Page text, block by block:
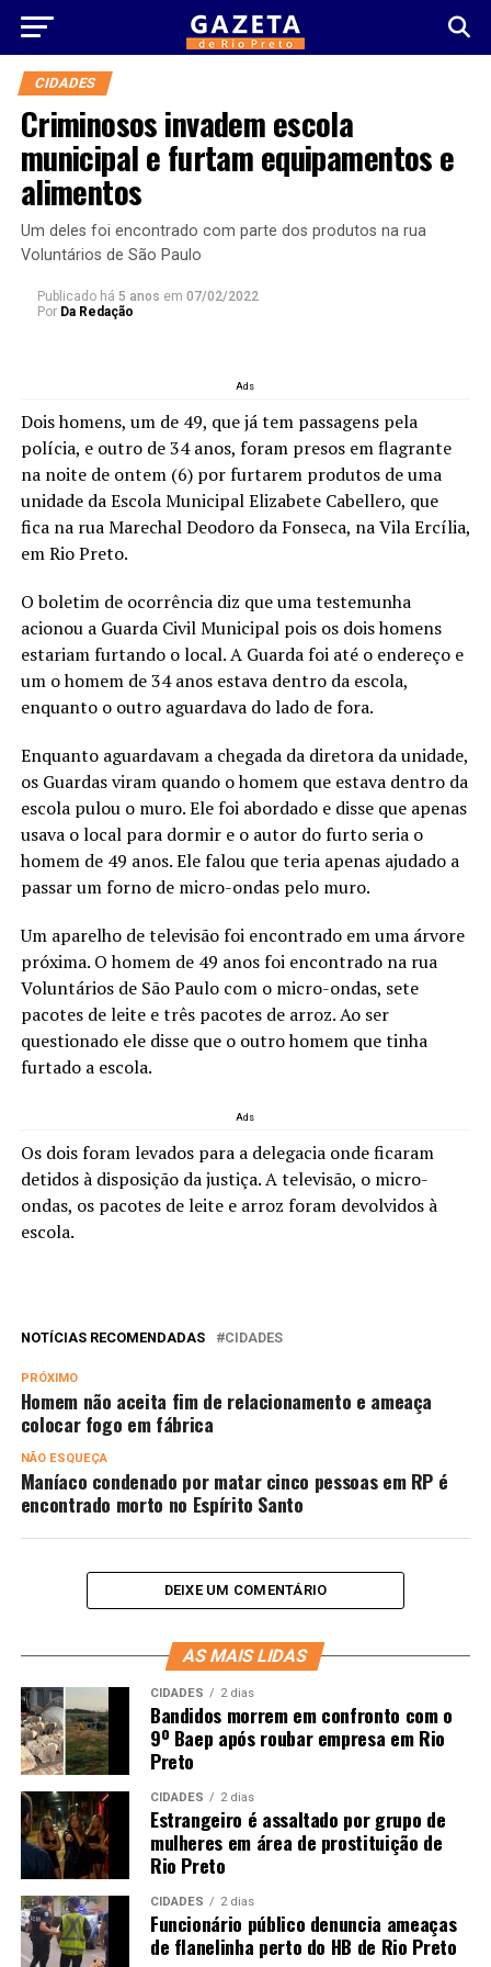
CIDADES
Criminosos invadem escola
municipal e furtam equipamentos e
alimentos
Um deles foi encontrado com parte dos produtos na rua
Voluntários de São Paulo
Publicado há 5 anos em 07/02/2022
Por Da Redação
Ads
Dois homens, um de 49, que já tem passagens pela
polícia, e outro de 34 anos, foram presos em flagrante
na noite de ontem (6) por furtarem produtos de uma
unidade da Escola Municipal Elizabete Cabellero, que
fica na rua Marechal Deodoro da Fonseca, na Vila Ercília,
em Rio Preto.
O boletim de ocorrência diz que uma testemunha
acionou a Guarda Civil Municipal pois os dois homens
estariam furtando o local. A Guarda foi até o endereço e
um o homem de 34 anos estava dentro da escola,
enquanto o outro aguardava do lado de fora.
Enquanto aguardavam a chegada da diretora da unidade,
os Guardas viram quando o homem que estava dentro da
escola pulou o muro. Ele foi abordado e disse que apenas
usava o local para dormir e o autor do furto seria o
homem de 49 anos. Ele falou que teria apenas ajudado a
passar um forno de micro-ondas pelo muro.
Um aparelho de televisão foi encontrado em uma árvore
próxima. O homem de 49 anos foi encontrado na rua
Voluntários de São Paulo com o micro-ondas, sete
pacotes de leite e três pacotes de arroz. Ao ser
questionado ele disse que o outro homem que tinha
furtado a escola.
Ads
Os dois foram levados para a delegacia onde ficaram
detidos à disposição da justiça. A televisão, o micro-
ondas, os pacotes de leite e arroz foram devolvidos à
escola.
NOTÍCIAS RECOMENDADAS CIDADES
PRÓXIMO
Homem não aceita fim de relacionamento e ameaça
colocar fogo em fábrica
NÃO ESQUEÇA
Maníaco condenado por matar cinco pessoas em RP é
encontrado morto no Espírito Santo
DEIXE UM COMENTÁRIO
AS MAIS LIDAS
CIDADES 2 dias
Bandidos morrem em confronto com o
9º Baep após roubar empresa em Rio
Preto
CIDADES 2 dias
Estrangeiro é assaltado por grupo de
mulheres em área de prostituição de
Rio Preto
CIDADES 2 dias
Funcionário público denuncia ameaças
de flanelinha perto do HB de Rio Preto